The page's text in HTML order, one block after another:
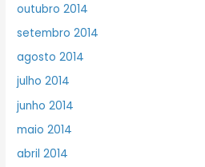
outubro 2014
setembro 2014
agosto 2014
julho 2014
junho 2014
maio 2014
abril 2014